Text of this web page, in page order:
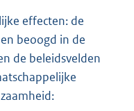
effecten: de
beoogd in de
de beleidsvelden